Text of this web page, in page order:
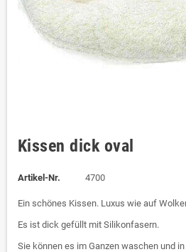
Kissen dick oval
Artikel-Nr. 4700
Ein schönes Kissen. Luxus wie auf
Es ist dick gefüllt mit Silikonfasern.
Sie können es im Ganzen waschen und